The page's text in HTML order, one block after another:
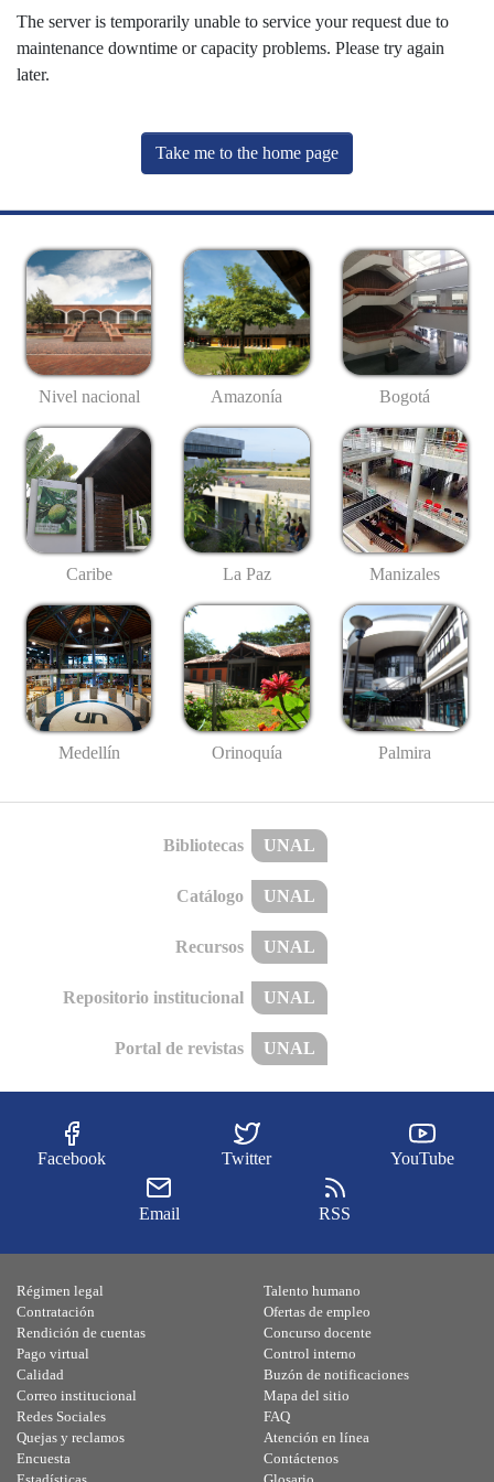
The server is temporarily unable to service your request due to
maintenance downtime or capacity problems. Please try again
later.
Take me to the home page
Nivel nacional Amazonía Bogotá
Caribe La Paz Manizales
Medellín Orinoquía Palmira
Bibliotecas UNAL
Catálogo UNAL
Recursos UNAL
Repositorio institucional UNAL
Portal de revistas UNAL
Facebook Twitter YouTube
Email RSS
Régimen legal
Contratación
Rendición de cuentas
Pago virtual
Calidad
Talento humano
Ofertas de empleo
Concurso docente
Control interno
Buzón de notificaciones
Correo institucional
Redes Sociales
Quejas y reclamos
Encuesta
Mapa del sitio
FAQ
Atención en línea
Contáctenos